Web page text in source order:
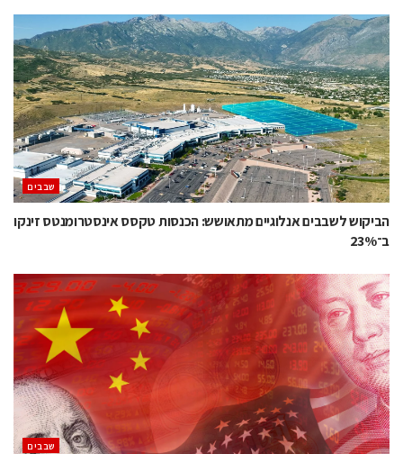
‫שבבים‬
הביקוש לשבבים אנלוגיים מתאושש: הכנסות טקסס אינסטרומנטס זינקו
ב־23%
‫שבבים‬